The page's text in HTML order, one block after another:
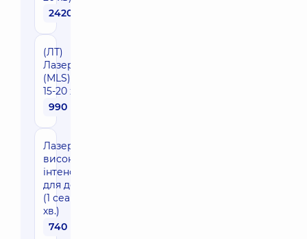
2420 грн
(ЛТ)
Лазеротерапія
(MLS) (1 сеанс,
15-20 хв)
990 грн
Лазеротерапія
високої
інтенсивності
для дорослих
(1 сеанс, 5-15
хв.)
740 грн